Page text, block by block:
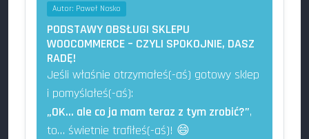
Autor: Paweł Nosko
PODSTAWY OBSŁUGI SKLEPU
WOOCOMMERCE – CZYLI SPOKOJNIE, DASZ
RADĘ!
Jeśli właśnie otrzymałeś(-aś) gotowy sklep
i pomyślałeś(-aś):
„OK… ale co ja mam teraz z tym zrobić?”,
to… świetnie trafiłeś(-aś)! 😄